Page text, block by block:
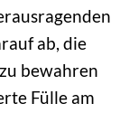
ab, die
bewahren
Fülle am